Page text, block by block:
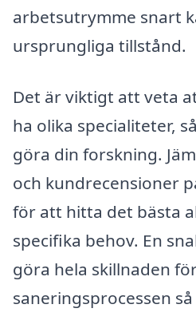
arbetsutrymme snart
ursprungliga tillstånd.
Det är viktigt att veta
ha olika specialiteter,
göra din forskning.
och kundrecensioner
för att hitta det bästa
specifika behov. En
göra hela skillnaden
saneringsprocessen